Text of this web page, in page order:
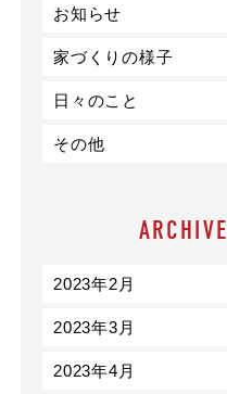
クオリティ
お知らせ
ブログ
スタッフ紹介
採用情報
お知らせ
家づくりの様子
日々のこと
その他
ARCHIVE
2023年2月
2023年3月
2023年4月